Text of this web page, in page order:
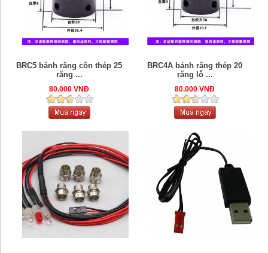
BRC5 bánh răng côn thép 25
răng ...
80.000 VNĐ
BRC4A bánh răng thép 20
răng lỗ ...
80.000 VNĐ